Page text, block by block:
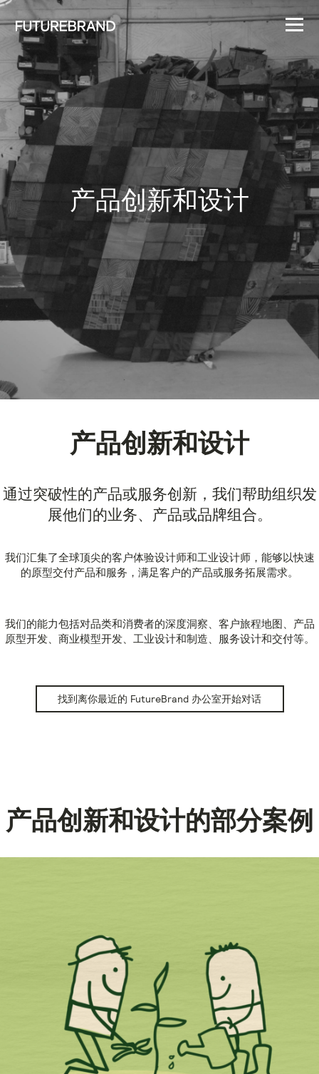
产品创新和设计
产品创新和设计
通过突破性的产品或服务创新，我们帮助组织发
展他们的业务、产品或品牌组合。
我们汇集了全球顶尖的客户体验设计师和工业设计师，能够以快速
的原型交付产品和服务，满足客户的产品或服务拓展需求。
我们的能力包括对品类和消费者的深度洞察、客户旅程地图、产品
原型开发、商业模型开发、工业设计和制造、服务设计和交付等。
找到离你最近的 FutureBrand 办公室开始对话
产品创新和设计的部分案例